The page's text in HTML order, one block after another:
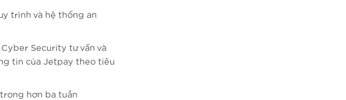
trình và hệ thống an
Security tư vấn và
tin của Jetpay theo tiêu
hơn ba tuần